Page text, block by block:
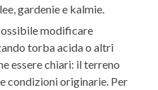
gardenie e kalmie.
modificare
torba acida o altri
essere chiari: il terreno
condizioni originarie. Per